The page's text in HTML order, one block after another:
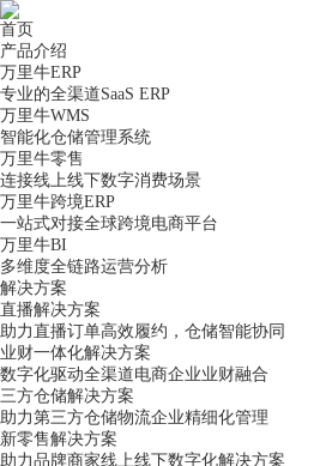
首页
产品介绍
万里牛ERP
专业的全渠道SaaS ERP
万里牛WMS
智能化仓储管理系统
万里牛零售
连接线上线下数字消费场景
万里牛跨境ERP
一站式对接全球跨境电商平台
万里牛BI
多维度全链路运营分析
解决方案
直播解决方案
助力直播订单高效履约，仓储智能协同
业财一体化解决方案
数字化驱动全渠道电商企业业财融合
三方仓储解决方案
助力第三方仓储物流企业精细化管理
新零售解决方案
助力品牌商家线上线下数字化解决方案